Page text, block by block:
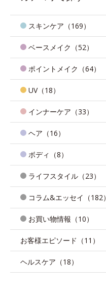
スキンケア（169）
ベースメイク（52）
ポイントメイク（64）
UV（18）
インナーケア（33）
ヘア（16）
ボディ（8）
ライフスタイル（23）
コラム&エッセイ（182）
お買い物情報（10）
お客様エピソード（11）
ヘルスケア（18）